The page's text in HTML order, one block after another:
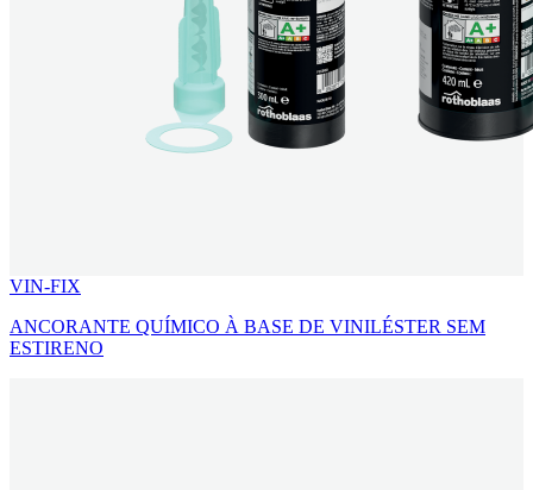
VIN-FIX
ANCORANTE QUÍMICO À BASE DE VINILÉSTER SEM
ESTIRENO